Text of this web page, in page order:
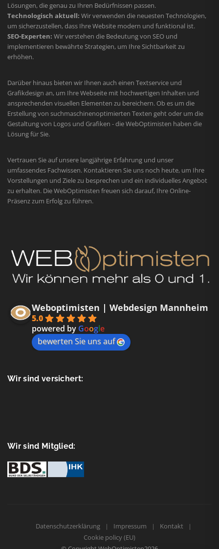
Lösungen, die genau zu Ihren Bedürfnissen passen.
Technologisch aktuell: Wir verwenden die neuesten Technologien,
um sicherzustellen, dass Ihre Website modern und funktional ist.
SEO-Experten: Wir verstehen die Bedeutung von SEO und
implementieren bewährte Strategien, um Ihre Sichtbarkeit zu
erhöhen.
Darüber hinaus bieten wir Ihnen auch einen Textservice und
Grafikdesign an, um Ihre Webseite mit hochwertigen Inhalten und
ansprechenden visuellen Elementen zu bereichern. Ob es um die
Erstellung von suchmaschinenoptimierten Texten geht oder um die
Gestaltung von Logos und Grafiken - die WebOptimisten haben die
Lösung für Sie.
Vertrauen Sie auf unsere langjährige Erfahrung und unser
umfassendes Fachwissen. Kontaktieren Sie uns noch heute, um Ihre
Vorstellungen und Ziele zu besprechen und ein individuelles Angebot
zu erhalten. Die WebOptimisten freuen sich darauf, Ihre Online-
Präsenz zum Erfolg zu führen.
Weboptimisten | Webdesign Mannheim
5.0
powered by Google
bewerten Sie uns auf
Wir sind versichert:
Wir sind Mitglied:
Datenschutzerklärung Impressum
Kontakt
Cookie policy (EU)